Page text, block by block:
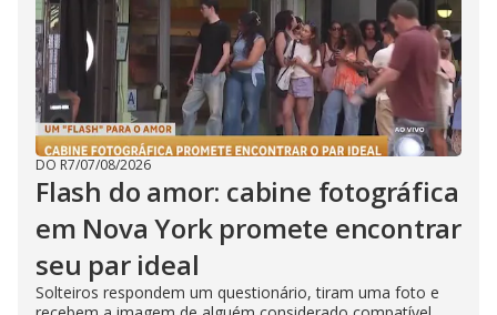
DO R7/07/08/2026
Flash do amor: cabine fotográfica
em Nova York promete encontrar
seu par ideal
Solteiros respondem um questionário, tiram uma foto e